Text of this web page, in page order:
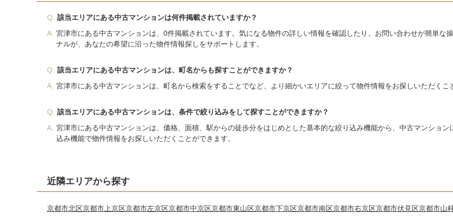
Q.
該当エリアにある中古マンションは何件掲載されていますか？
A. 宮津市にある中古マンションは、0件掲載されています。気になる物件の詳しい情報を確認したり、お問い合わせが簡単な
ナルが、あなたの希望に沿った物件情報探しをサポートします。
Q.
該当エリアにある中古マンションは、町名からも探すことができますか？
A. 宮津市にある中古マンションは、町名から検索をすることでなど、より細かいエリアに絞って物件情報をお探しいただくこ
Q.
該当エリアにある中古マンションは、条件で絞り込みをして探すことができますか？
A. 宮津市にある中古マンションは、価格、面積、駅からの徒歩分をはじめとした基本的な絞り込み機能から、中古マンショ
込み機能で物件情報をお探しいただくことができます。
近隣エリアから探す
京都市北区京都市上京区京都市左京区京都市中京区京都市東山区京都市下京区京都市南区京都市右京区京都市伏見区京都市山